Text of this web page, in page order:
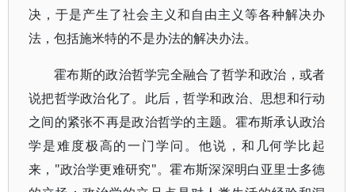
决，于是产生了社会主义和自由主义等各种解决办
法，包括施米特的不是办法的解决办法。
霍布斯的政治哲学完全融合了哲学和政治，或者
说把哲学政治化了。此后，哲学和政治、思想和行动
之间的紧张不再是政治哲学的主题。霍布斯承认政治
学是难度极高的一门学问。他说，和几何学比起
来，"政治学更难研究"。霍布斯深深明白亚里士多德